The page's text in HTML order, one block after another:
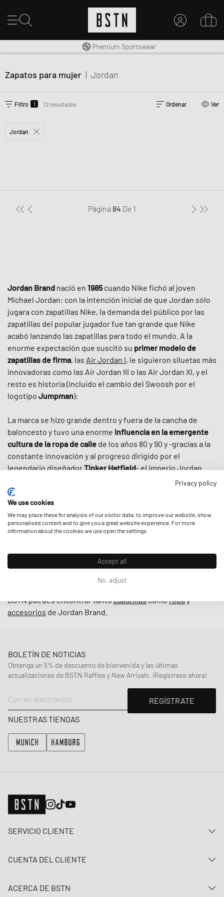
Envío gratuito a España desde € 100
Premium Sportswear
Zapatos para mujer | Jordan
Filtro 1 72 resultados Ordenar Ver
Jordan
Página 84 De 1
Jordan Brand nació en 1985cuando Nike fichó al joven
Michael Jordan: con la intención inicial de que Jordan sólo
jugara con zapatillas Nike, la demanda del público por las
zapatillas del popular jugador fue tan grande que Nike
acabó lanzando las zapatillas para todo el mundo. A la
enorme expectación que suscitó su primer modelo de
zapatillas de firma, las Air Jordan I, le siguieron siluetas más
innovadoras como las Air Jordan III o las Air Jordan XI, y el
resto es historia (incluido el cambio del Swoosh por el
logotipo Jumpman):
La marca se hizo grande dentro y fuera de la cancha de
baloncesto y tuvo una enorme influencia en la emergente
cultura de la ropa de calle de los años 80 y 90 y -gracias a la
constante innovación y al progreso dirigido por el
legendario diseñadorTinker Hatfield- el imperio Jordan
siguió creciendo. Hoy en día, la marca es conocida por
mucho más que las zapatillas de baloncesto: desde
camisetas,sudaderas con capucha
cortos, Jordan Brand te proporciona tu dosis diaria deropa
deportiva y de estilo de vida.
Y aunque el Jumpman sigue siendo omnipresente en las
calles y en las canchas, la marca también rompe internet
con regularidad debido a las
colaboraciones
BSTN puedes encontrar tantozapatillascomoropay
accesorios de Jordan Brand.
BOLETÍN DE NOTICIAS
Obtenga un 5% de descuento de bienvenida y las últimas
actualizaciones de BSTN Raffles y New Arrivals. ¡Regístrese ahora!
Correo electrónico
REGÍSTRATE
NUESTRAS TIENDAS
SERVICIO CLIENTE
Preguntas frecuentes
CUENTA DEL CLIENTE
Registro
ACERCA DE BSTN
Privacy policy
We use cookies
We may place these for analysis of our visitor data, to improve our website, show
personalised content and to give you a great website experience. For more
information about the cookies we use open the settings.
Accept all
No, adjust